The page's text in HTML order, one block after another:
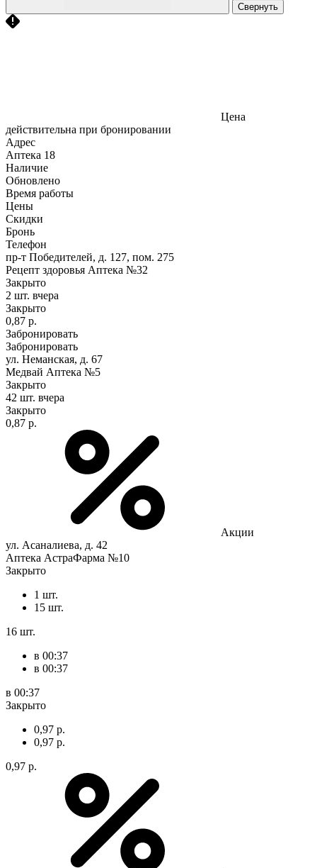
Свернуть
Цена
действительна при бронировании
Адрес
Аптека 18
Наличие
Обновлено
Время работы
Цены
Скидки
Бронь
Телефон
пр-т Победителей, д. 127, пом. 275
Рецепт здоровья Аптека №32
Закрыто
2 шт. вчера
Закрыто
0,87 р.
Забронировать
Забронировать
ул. Неманская, д. 67
Медвай Аптека №5
Закрыто
42 шт. вчера
Закрыто
0,87 р.
Акции
ул. Асаналиева, д. 42
Аптека АстраФарма №10
Закрыто
1 шт.
15 шт.
16 шт.
в 00:37
в 00:37
в 00:37
Закрыто
0,97 р.
0,97 р.
0,97 р.